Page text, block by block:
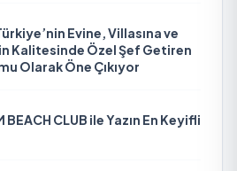
Evine, Villasına ve
Kalitesinde Özel Şef Getiren
Olarak Öne Çıkıyor
BEACH CLUB ile Yazın En Keyifli